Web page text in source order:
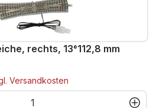
rechts, 13°112,8 mm
Versandkosten
Gib den